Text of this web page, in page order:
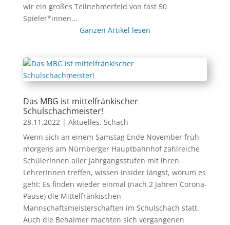
wir ein großes Teilnehmerfeld von fast 50
Spieler*innen...
Ganzen Artikel lesen
Das MBG ist mittelfränkischer
Schulschachmeister!
28.11.2022| Aktuelles, Schach
Wenn sich an einem Samstag Ende November früh
morgens am Nürnberger Hauptbahnhof zahlreiche
SchülerInnen aller Jahrgangsstufen mit ihren
LehrerInnen treffen, wissen Insider längst, worum es
geht: Es finden wieder einmal (nach 2 Jahren Corona-
Pause) die Mittelfränkischen
Mannschaftsmeisterschaften im Schulschach statt.
Auch die Behaimer machten sich vergangenen